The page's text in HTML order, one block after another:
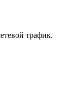
трафик.